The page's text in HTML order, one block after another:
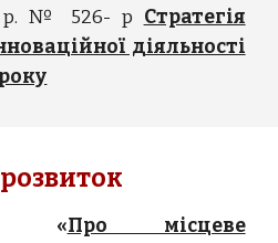
р. № 526- р Стратегія
діяльності
«Про місцеве